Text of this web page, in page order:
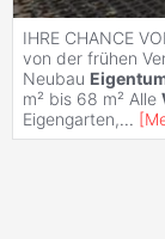
IHRE CHANCE
von der frühen
Neubau
m² bis 68 m² Alle
Eigengarten,... [